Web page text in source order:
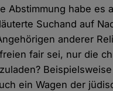
Abstimmung habe es
Suchand auf
anderer
fair sei, nur die
ein Wagen der